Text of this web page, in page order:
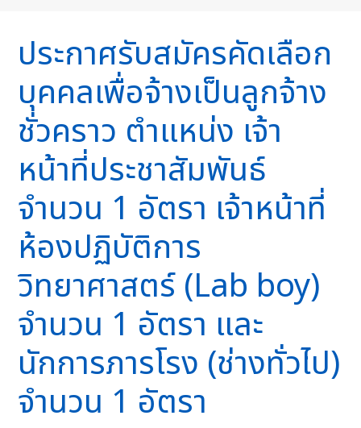
ประกาศรับสมัครคัดเลือก
บุคคลเพื่อจ้างเป็นลูกจ้าง
ชั่วคราว ตำแหน่ง เจ้า
หน้าที่ประชาสัมพันธ์
จำนวน 1 อัตรา เจ้าหน้าที่
ห้องปฏิบัติการ
วิทยาศาสตร์ (Lab boy)
จำนวน 1 อัตรา และ
นักการภารโรง (ช่างทั่วไป)
จำนวน 1 อัตรา